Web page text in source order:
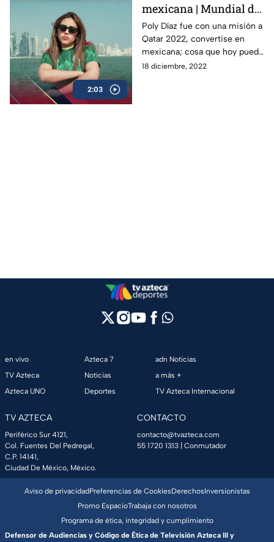
2:03
mexicana | Mundial de
la Comedia
Poly Díaz fue con una misión a
Qatar 2022, convertise en
mexicana; cosa que hoy puede
presumir, ella es la
18 diciembre, 2022
en vivo
TV Azteca
Azteca UNO
Azteca 7
Noticias
Deportes
adn Noticias
a más +
TV Azteca Internacional
TV AZTECA
Periférico Sur 4121,
Col. Fuentes Del Pedregal,
C.P. 14141,
Ciudad De México, México.
CONTACTO
contacto@tvazteca.com
55 1720 1313 | Conmutador
Aviso de privacidadPreferencias de CookiesDerechosInversionistas
Promo EspacioTrabaja con nosotros
Programa de ética, integridad y cumplimiento
Defensor de Audiencias y Código de Ética de Televisión Azteca III y